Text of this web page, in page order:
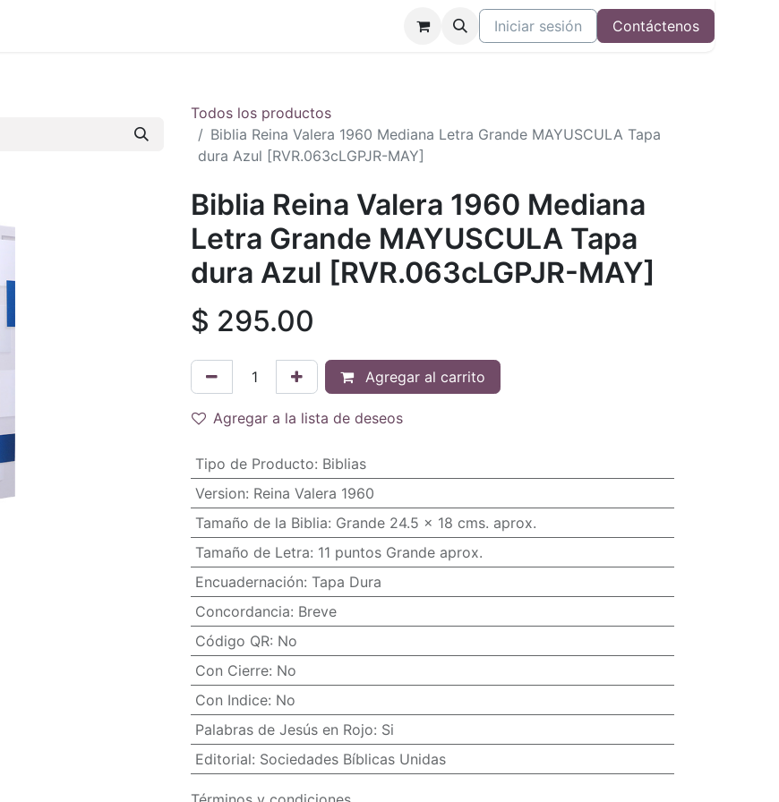
Iniciar sesión Contáctenos
Todos los productos
Biblia Reina Valera 1960 Mediana Letra Grande MAYUSCULA Tapa
dura Azul [RVR.063cLGPJR-MAY]
Biblia Reina Valera 1960 Mediana
Letra Grande MAYUSCULA Tapa
dura Azul [RVR.063cLGPJR-MAY]
$ 295.00
Agregar al carrito
Agregar a la lista de deseos
Tipo de Producto: Biblias
Version: Reina Valera 1960
Tamaño de la Biblia: Grande 24.5 x 18 cms. aprox.
Tamaño de Letra: 11 puntos Grande aprox.
Encuadernación: Tapa Dura
Concordancia: Breve
Código QR: No
Con Cierre: No
Con Indice: No
Palabras de Jesús en Rojo: Si
Editorial: Sociedades Bíblicas Unidas